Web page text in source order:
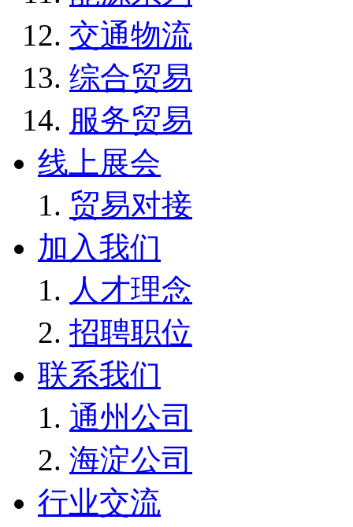
交通物流
综合贸易
服务贸易
线上展会
贸易对接
加入我们
人才理念
招聘职位
联系我们
通州公司
海淀公司
行业交流